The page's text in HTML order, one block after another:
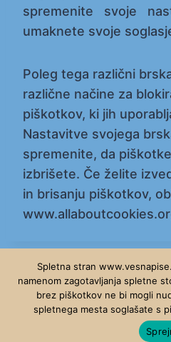
spremenite svoje
umaknete svoje
Poleg tega različni
različne načine za
piškotkov, ki jih
Nastavitve svojega
spremenite, da
izbrišete. Če želite
in brisanju piškotkov,
© 2026 - WordPress
Spletna stran
namenom zagotavljanja spletne
brez piškotkov ne bi mogli
spletnega mesta soglašate s